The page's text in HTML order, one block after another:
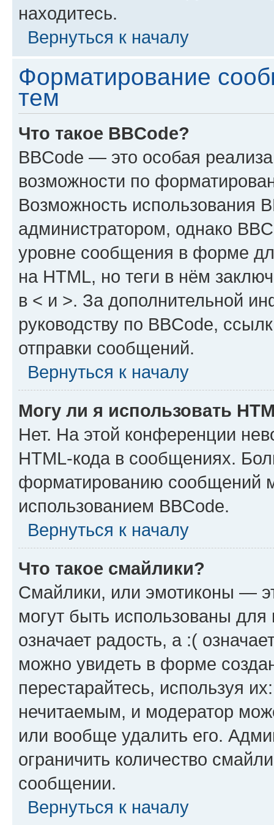
находитесь.
Вернуться к началу
Форматирование
тем
Что такое BBCode?
BBCode — это особая
возможности по
Возможность использования
администратором, однако
уровне сообщения в форме
на HTML, но теги в нём
в < и >. За дополнительной
руководству по BBCode,
отправки сообщений.
Вернуться к началу
Могу ли я использовать
Нет. На этой конференции
HTML-кода в сообщениях.
форматированию сообщений
использованием BBCode.
Вернуться к началу
Что такое смайлики?
Смайлики, или эмотиконы —
могут быть использованы
означает радость, а :(
можно увидеть в форме
перестарайтесь, используя
нечитаемым, и модератор
или вообще удалить его.
ограничить количество
сообщении.
Вернуться к началу